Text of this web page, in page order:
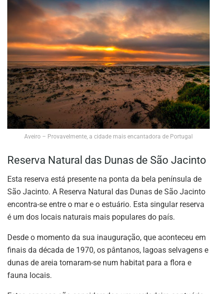
Aveiro – Provavelmente, a cidade mais encantadora de Portugal
Reserva Natural das Dunas de São Jacinto
Esta reserva está presente na ponta da bela península de
São Jacinto. A Reserva Natural das Dunas de São Jacinto
encontra-se entre o mar e o estuário. Esta singular reserva
é um dos locais naturais mais populares do país.
Desde o momento da sua inauguração, que aconteceu em
finais da década de 1970, os pântanos, lagoas selvagens e
dunas de areia tornaram-se num habitat para a flora e
fauna locais.